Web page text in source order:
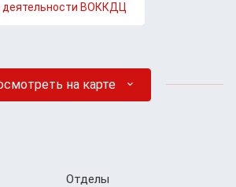
деятельности ВОККДЦ
на карте
Отделы